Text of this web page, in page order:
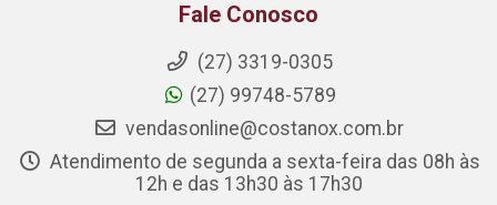
Fale Conosco
(27) 3319-0305
(27) 99748-5789
vendasonline@costanox.com.br
Atendimento de segunda a sexta-feira das 08h às
12h e das 13h30 às 17h30